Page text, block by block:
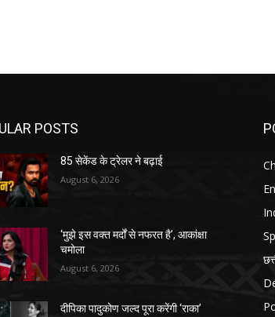
POSTS
85 सेकेंड के ट्रेलर ने बढ़ाई
August 6, 2026
‘मुझे इस वक्त मर्दों से नफरत है’, आकांक्षा
चमोला
August 6, 2026
दीपिका पादुकोण जल्द पूरा करेंगी ‘राका’